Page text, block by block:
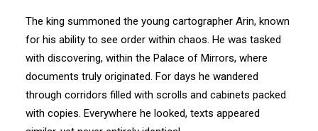
The king summoned the young cartographer Arin, known
for his ability to see order within chaos. He was tasked
with discovering, within the Palace of Mirrors, where
documents truly originated. For days he wandered
through corridors filled with scrolls and cabinets packed
with copies. Everywhere he looked, texts appeared